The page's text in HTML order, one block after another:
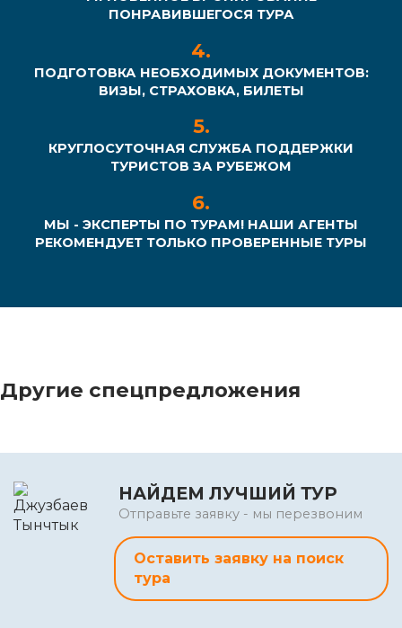
ПОНРАВИВШЕГОСЯ ТУРА
ПОДГОТОВКА НЕОБХОДИМЫХ ДОКУМЕНТОВ:
ВИЗЫ, СТРАХОВКА, БИЛЕТЫ
КРУГЛОСУТОЧНАЯ СЛУЖБА ПОДДЕРЖКИ
ТУРИСТОВ ЗА РУБЕЖОМ
МЫ - ЭКСПЕРТЫ ПО ТУРАМ! НАШИ АГЕНТЫ
РЕКОМЕНДУЕТ ТОЛЬКО ПРОВЕРЕННЫЕ ТУРЫ
Другие спецпредложения
НАЙДЕМ ЛУЧШИЙ ТУР
Отправьте заявку - мы перезвоним
Оставить заявку на поиск
тура